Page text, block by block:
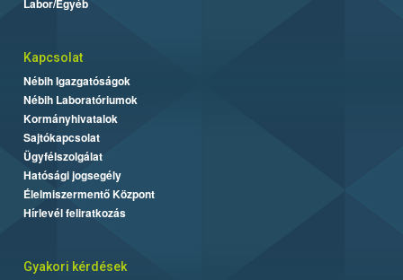
Labor/Egyéb
Kapcsolat
Nébih Igazgatóságok
Nébih Laboratóriumok
Kormányhivatalok
Sajtókapcsolat
Ügyfélszolgálat
Hatósági jogsegély
Élelmiszermentő Központ
Hírlevél feliratkozás
Gyakori kérdések